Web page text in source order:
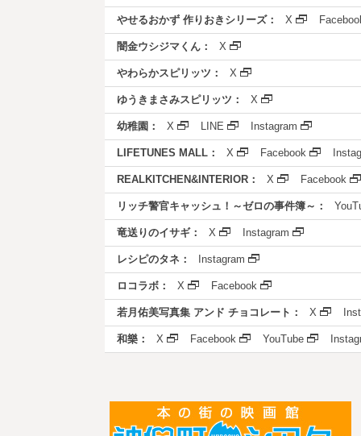
やせるおかず 作りおきシリーズ： X
闇金ウシジマくん： X
やわらかスピリッツ： X
ゆうきまさみスピリッツ： X
幼稚園： X LINE Instagram
LIFETUNES MALL： X Facebook
REALKITCHEN&INTERIOR： X Facebook
リッチ警官キャッシュ！～ゼロの事件簿～：
竜送りのイサギ： X Instagram
レシピのタネ： Instagram
ロコラボ： X Facebook
若月佑美写真集 アンド チョコレート： X
和樂： X Facebook YouTube